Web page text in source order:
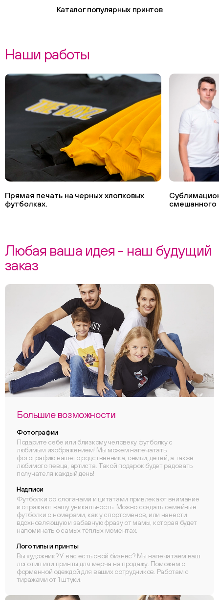
Каталог популярных принтов
Наши работы
Прямая печать на черных хлопковых
футболках.
смешанного
Любая ваша идея - наш будущий
заказ
Большие возможности
Фотографии
Подарите себе или близкому человеку футболку с
любимым изображением! Мы можем напечатать
фотографию вашего родственника, семьи, детей, а также
любимого певца, артиста. Такой подарок будет радовать
получателя каждый день!
Надписи
Футболки со слоганами и цитатами привлекают внимание
и отражают вашу уникальность. Можно создать семейные
футболки с номерами, как у спортсменов, или нанести
вдохновляющую и забавную фразу от мамы, которая будет
напоминать о самых тёплых моментах.
Логотипы и принты
Вы художник? У вас есть свой бизнес? Мы напечатаем ваш
логотип или принты для мерча на продажу. Поможем с
форменной одеждой для ваших сотрудников. Работам с
тиражами от 1 штуки.